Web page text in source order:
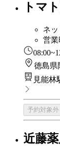
トマ
ネ
営
徳島県
見能林
予約対象外
近藤